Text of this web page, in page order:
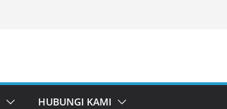
HUBUNGI KAMI